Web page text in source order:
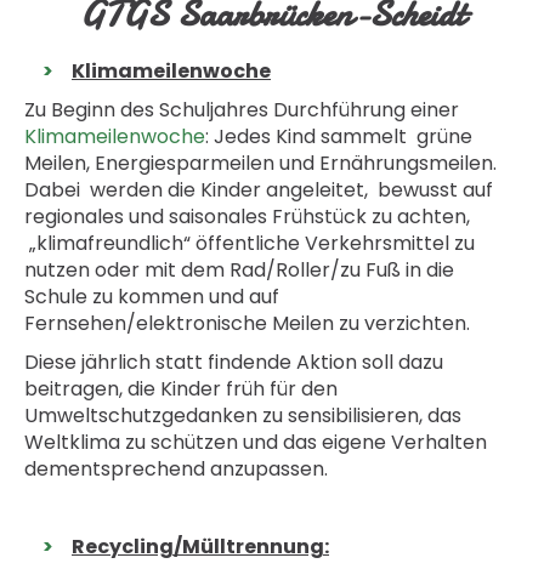
GTGS Saarbrücken-Scheidt
Klimameilenwoche
Zu Beginn des Schuljahres Durchführung einer
Klimameilenwoche: Jedes Kind sammelt grüne
Meilen, Energiesparmeilen und Ernährungsmeilen.
Dabei werden die Kinder angeleitet, bewusst auf
regionales und saisonales Frühstück zu achten,
„klimafreundlich“ öffentliche Verkehrsmittel zu
nutzen oder mit dem Rad/Roller/zu Fuß in die
Schule zu kommen und auf
Fernsehen/elektronische Meilen zu verzichten.
Diese jährlich statt findende Aktion soll dazu
beitragen, die Kinder früh für den
Umweltschutzgedanken zu sensibilisieren, das
Weltklima zu schützen und das eigene Verhalten
dementsprechend anzupassen.
Recycling/Mülltrennung: